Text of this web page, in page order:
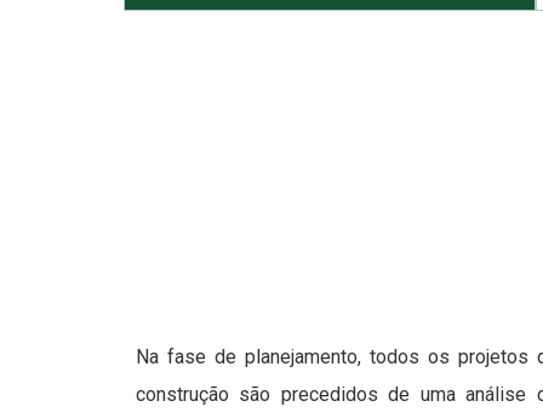
Na fase de planejamento, todos os projetos
construção são precedidos de uma análise